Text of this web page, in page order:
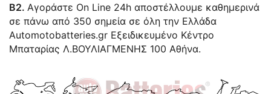
B2. Αγοράστε On Line 24h αποστέλλουμε καθημερινά
σε πάνω από 350 σημεία σε όλη την Ελλάδα
Automotobatteries.gr Eξειδικευμένο Κέντρο
Μπαταρίας Λ.ΒΟΥΛΙΑΓΜΕΝΗΣ 100 Αθήνα.